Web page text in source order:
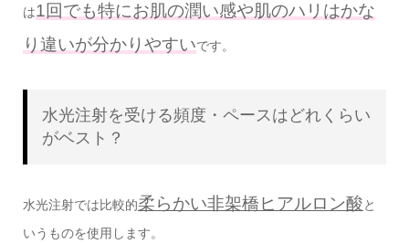
は1回でも特にお肌の潤い感や肌のハリはかな
り違いが分かりやすいです。
水光注射を受ける頻度・ペースはどれくらい
がベスト？
水光注射では比較的柔らかい非架橋ヒアルロン酸と
いうものを使用します。